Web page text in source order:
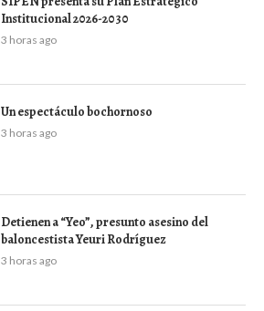
Institucional 2026-2030
3 horas ago
Un espectáculo bochornoso
3 horas ago
Detienen a “Yeo”, presunto asesino del
baloncestista Yeuri Rodríguez
3 horas ago